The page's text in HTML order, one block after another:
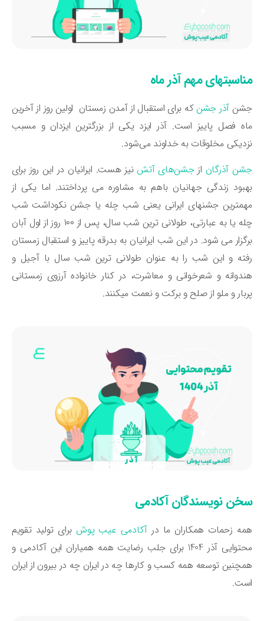
مهم آذر ماه
آذر جشنکه برای استقبال از آمدن زمستان اولین روز از آخرین
فصل پاییز است. آذر ایزد یکی از بزرگترین ایزدان و مسبب
مخلوقات به خداوند می‌شود.
آذرگانازجشن‌های آتشنیز هست. ایرانیان در این روز برای
زندگی جهانیان باهم به مشاوره می پرداختند. اما یکی از
جشنهای ایرانی یعنی شب چله یا جشن نکوداشت شب
چله یا به عبارتی، طولانی ترین شب سال، پس از ۱۰۰ روز از اول آبان
می شود. در این شب ایرانیان به بدرقه پاییز و استقبال زمستان
و این شب را به عنوان طولانی ترین شب سال با آجیل و
و شعرخوانی و معاشرت، در کنار خانواده آرزوی زمستانی
و ملو از صلح و برکت و نعمت میکنند.
نویسندگان آکادمی
زحمات همکاران ما درآکادمی عیب پوشبرای تولید تقویم
محتوایی آذر 1404 برای جلب رضایت همه همیاران این آکادمی و
توسعه همه کسب و کارها چه در ایران چه در بیرون از ایران